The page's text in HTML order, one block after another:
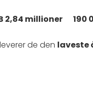
2,84 millioner 190
de den laveste